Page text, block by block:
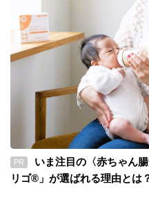
PR
いま注目の〈赤ちゃん
リゴ®」が選ばれる理由とは